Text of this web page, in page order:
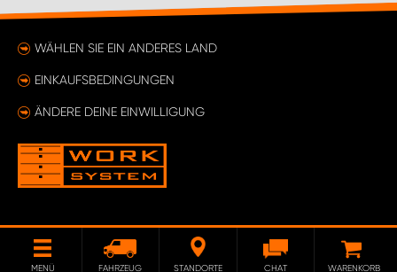
WÄHLEN SIE EIN ANDERES LAND
EINKAUFSBEDINGUNGEN
ÄNDERE DEINE EINWILLIGUNG
MENÜ FAHRZEUG STANDORTE CHAT WARENKORB